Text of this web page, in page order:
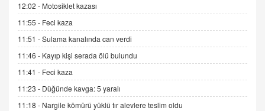
DR. EKREM ASLAN
Gerçek Ne, Algı Ne? "Beraber Yürüyoruz"
Cümlesinin Peşinden
19.07.2025 12:45
GÖNÜL MENEKŞE
Şifacının Yolu
04.11.2025 12:56
12:02 - Motosiklet kazası
11:55 - Feci kaza
11:51 -Sulama kanalında can verdi
11:46 - Kayıp kişi serada ölü bulundu
11:41 - Feci kaza
11:23 - Düğünde kavga: 5 yaralı
11:18 - Nargile kömürü yüklü tır alevlere teslim oldu